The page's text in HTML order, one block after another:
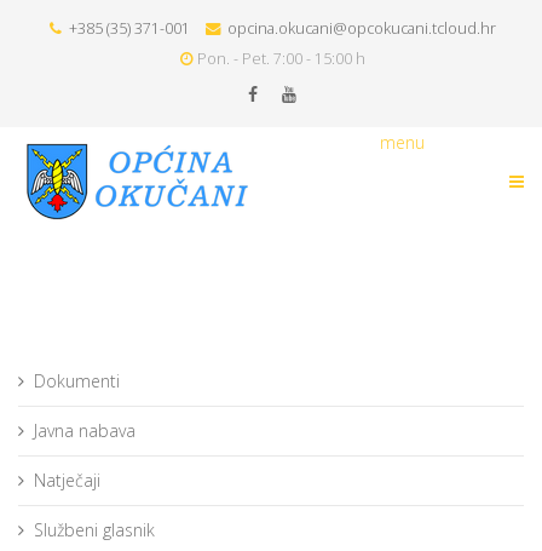
+385 (35) 371-001
opcina.okucani@opcokucani.tcloud.hr
Pon. - Pet. 7:00 - 15:00 h
menu
Dokumenti
Javna nabava
Natječaji
Službeni glasnik